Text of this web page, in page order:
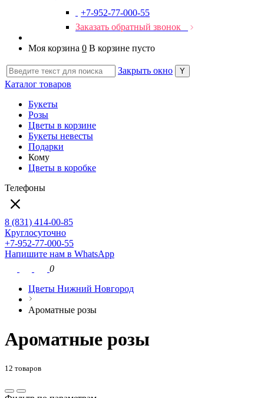
+7-952-77-000-55
Заказать обратный звонок
Моя корзина 0 В корзине пусто
Закрыть окно
Каталог товаров
Букеты
Розы
Цветы в корзине
Букеты невесты
Подарки
Кому
Цветы в коробке
Телефоны
8 (831) 414-00-85
Круглосуточно
+7-952-77-000-55
Напишите нам в WhatsApp
0
Цветы Нижний Новгород
Ароматные розы
Ароматные розы
12 товаров